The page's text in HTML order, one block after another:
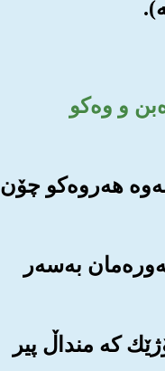
و وه‌کو
هه‌روه‌کو چۆن
به‌سه‌ر
که منداڵ پیر